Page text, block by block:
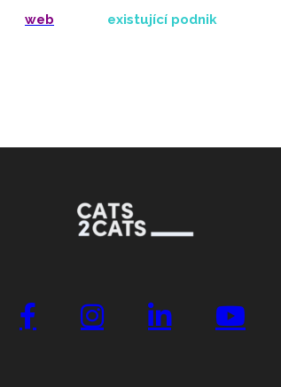
web existující podnik